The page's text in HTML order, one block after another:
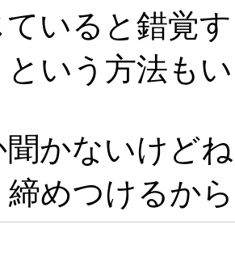
ていると錯覚
いう方法も
かないけど
締めつけるか